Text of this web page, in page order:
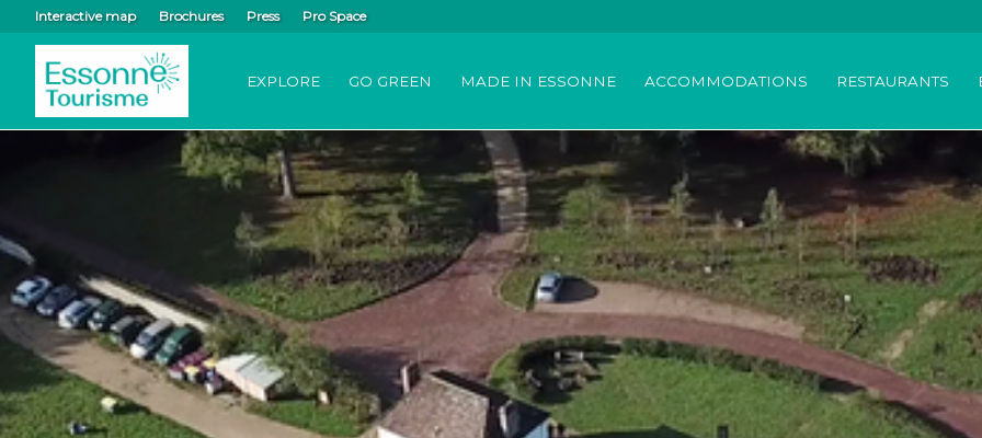
Interactive map Brochures Press Pro Space
EXPLORE GO GREEN MADE IN ESSONNE ACCOMMODATIONS RESTAURANTS